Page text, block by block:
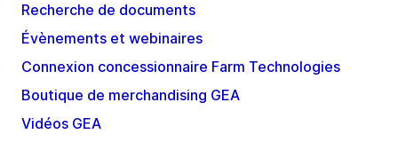
Recherche de documents
Évènements et webinaires
Connexion concessionnaire Farm Technologies
Boutique de merchandising GEA
Vidéos GEA